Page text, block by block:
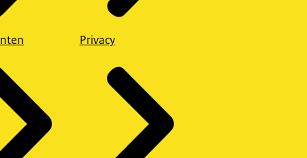
Privacy